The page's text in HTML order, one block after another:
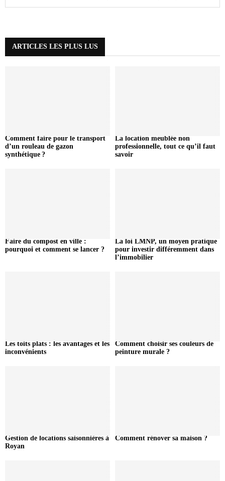
ARTICLES LES PLUS LUS
Comment faire pour le transport
d’un rouleau de gazon
synthétique ?
La location meublée non
professionnelle, tout ce qu’il faut
savoir
Faire du compost en ville :
pourquoi et comment se lancer ?
La loi LMNP, un moyen pratique
pour investir différemment dans
l’immobilier
Les toits plats : les avantages et les
inconvénients
Comment choisir ses couleurs de
peinture murale ?
Gestion de locations saisonnières à
Royan
Comment rénover sa maison ?